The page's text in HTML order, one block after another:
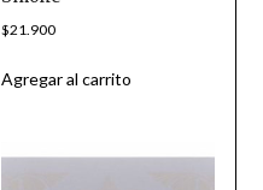
$21.900
Agregar al carrito